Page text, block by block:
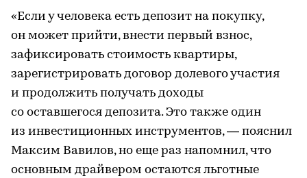
«Если у человека есть депозит на покупку,
он может прийти, внести первый взнос,
зафиксировать стоимость квартиры,
зарегистрировать договор долевого участия
и продолжить получать доходы
со оставшегося депозита. Это также один
из инвестиционных инструментов, — пояснил
Максим Вавилов, но еще раз напомнил, что
основным драйвером остаются льготные